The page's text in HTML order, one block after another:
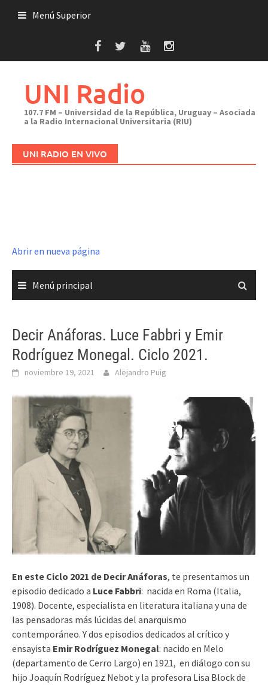
Menú Superior
UNI Radio
107.7 FM – Universidad de la República, Uruguay – Asociada
a la Radio Internacional Universitaria (RIU)
UNI RADIO EN VIVO
Abrir en nueva página
Menú principal
Decir Anáforas. Luce Fabbri y Emir
Rodríguez Monegal. Ciclo 2021.
noviembre 19, 2021 Alejandro Puig
En este Ciclo 2021 de Decir Anáforas, te presentamos un
episodio dedicado a Luce Fabbri: nacida en Roma (Italia,
1908). Docente, especialista en literatura italiana y una de
las pensadoras más lúcidas del anarquismo
contemporáneo. Y dos episodios dedicados al crítico y
ensayista Emir Rodríguez Monegal: nacido en Melo
(departamento de Cerro Largo) en 1921, en diálogo con su
hijo Joaquín Rodríguez Nebot y la profesora Lisa Block de